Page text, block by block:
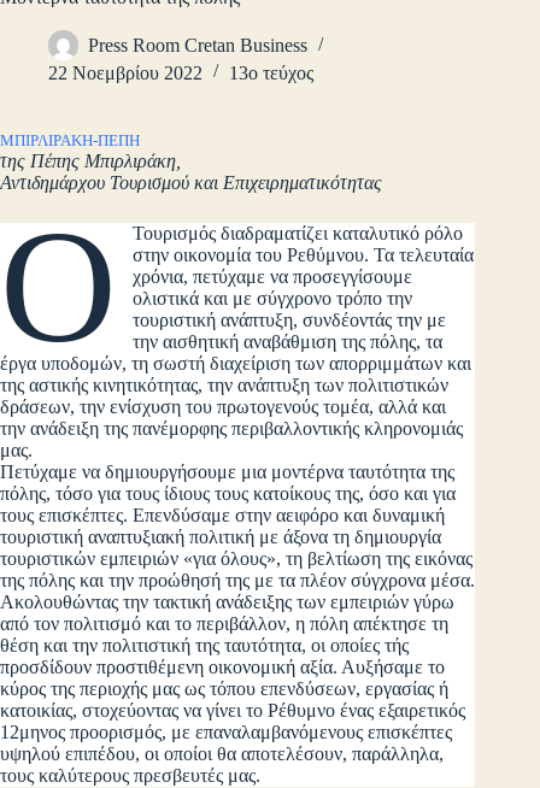
Press Room Cretan Business
22 Νοεμβρίου 2022
13ο τεύχος
ΜΠΙΡΛΙΡΑΚΗ-ΠΕΠΗ
της Πέπης Μπιρλιράκη,
Αντιδημάρχου Τουρισμού και Επιχειρηματικότητας
O
Τουρισμός διαδραματίζει καταλυτικό ρόλο
στην οικονομία του Ρεθύμνου. Τα τελευταία
χρόνια, πετύχαμε να προσεγγίσουμε
ολιστικά και με σύγχρονο τρόπο την
τουριστική ανάπτυξη, συνδέοντάς την με
την αισθητική αναβάθμιση της πόλης, τα
έργα υποδομών, τη σωστή διαχείριση των απορριμμάτων και
της αστικής κινητικότητας, την ανάπτυξη των πολιτιστικών
δράσεων, την ενίσχυση του πρωτογενούς τομέα, αλλά και
την ανάδειξη της πανέμορφης περιβαλλοντικής κληρονομιάς
μας.
Πετύχαμε να δημιουργήσουμε μια μοντέρνα ταυτότητα της
πόλης, τόσο για τους ίδιους τους κατοίκους της, όσο και για
τους επισκέπτες. Επενδύσαμε στην αειφόρο και δυναμική
τουριστική αναπτυξιακή πολιτική με άξονα τη δημιουργία
τουριστικών εμπειριών «για όλους», τη βελτίωση της εικόνας
της πόλης και την προώθησή της με τα πλέον σύγχρονα μέσα.
Ακολουθώντας την τακτική ανάδειξης των εμπειριών γύρω
από τον πολιτισμό και το περιβάλλον, η πόλη απέκτησε τη
θέση και την πολιτιστική της ταυτότητα, οι οποίες τής
προσδίδουν προστιθέμενη οικονομική αξία. Αυξήσαμε το
κύρος της περιοχής μας ως τόπου επενδύσεων, εργασίας ή
κατοικίας, στοχεύοντας να γίνει το Ρέθυμνο ένας εξαιρετικός
12μηνος προορισμός, με επαναλαμβανόμενους επισκέπτες
υψηλού επιπέδου, οι οποίοι θα αποτελέσουν, παράλληλα,
τους καλύτερους πρεσβευτές μας.